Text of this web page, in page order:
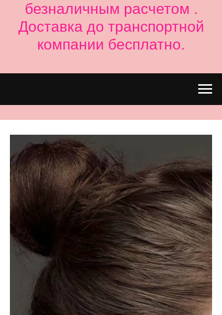
безналичным расчетом .
Доставка до транспортной
компании бесплатно.